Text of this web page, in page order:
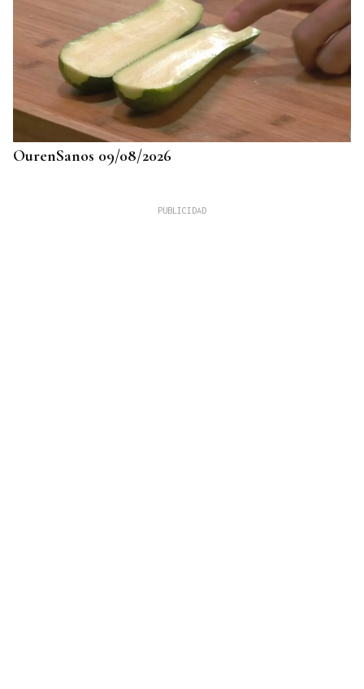
OurenSanos 09/08/2026